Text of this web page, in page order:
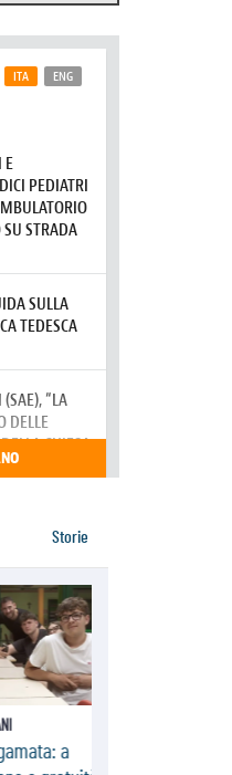
giorni
e
alle
di una
caldo e
altrui"
dei vescovi:
per tutto il